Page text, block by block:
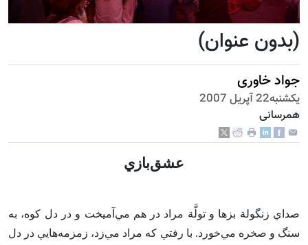
(بدون عنوان)
جواد خاوری
يكشنبه22 آپریل 2007
همرسانی
عشق‌بازي‌
صداي زنگولة بزها و تولَّة مراد در هم مي‌آميخت و در دل كوه‌، به
سنگ و صخره مي‌خورد. با رفتي كه مراد مي‌زد، زمزمه‌هايي در دل